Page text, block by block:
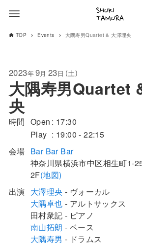
TOP Events 大隅寿男Quartet & 大澤理央
2023年9月 23日 (土)
大隅寿男Quartet
央
時間 Open
17:30
Play
19:00 - 22:15
会場 Bar Bar Bar
神奈川県横浜市中区相生町1-
2F(地図)
出演 大澤理央 - ヴォーカル
大隅卓也 - アルトサックス
田村衆記 - ピアノ
南山拓朗 - ベース
大隅寿男 - ドラムス